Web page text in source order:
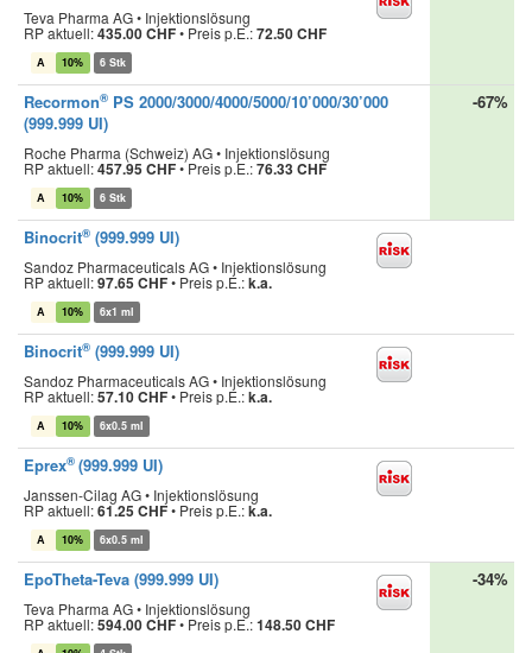
Teva Pharma AG • Injektionslösung
RP aktuell:435.00 CHF• Preis p.E.:72.50 CHF
A 10% 6 Stk
Recormon® PS 2000/3000/4000/5000/10’000/30’000
(999.999 UI)
Roche Pharma (Schweiz) AG • Injektionslösung
RP aktuell:457.95 CHF•Preis p.E.:76.33 CHF
A 10% 6 Stk
-67%
Binocrit® (999.999 UI)
Sandoz Pharmaceuticals AG • Injektionslösung
RP aktuell:97.65 CHF• Preis p.E.:k.a.
A 10% 6x1 ml
Binocrit® (999.999 UI)
Sandoz Pharmaceuticals AG • Injektionslösung
RP aktuell:57.10 CHF• Preis p.E.:k.a.
A 10% 6x0.5 ml
Eprex® (999.999 UI)
Janssen-Cilag AG • Injektionslösung
RP aktuell:61.25 CHF• Preis p.E.:k.a.
A 10% 6x0.5 ml
EpoTheta-Teva (999.999 UI)
Teva Pharma AG • Injektionslösung
RP aktuell:594.00 CHF• Preis p.E.:148.50 CHF
-34%